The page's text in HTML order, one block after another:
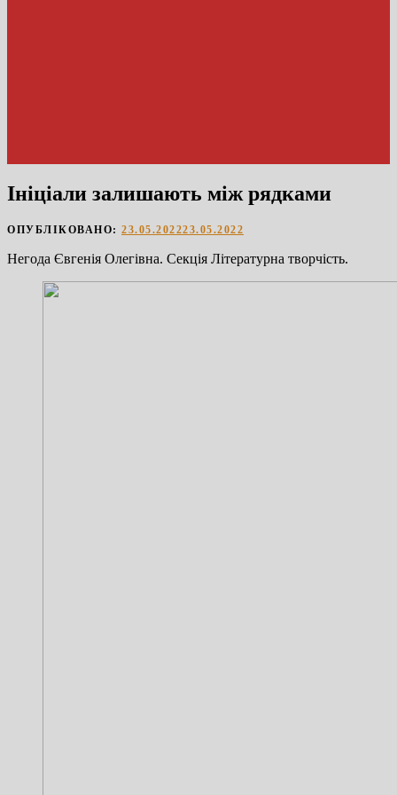
Ініціали залишають між рядками
ОПУБЛІКОВАНО: 23.05.202223.05.2022
Негода Євгенія Олегівна. Секція Літературна творчість.